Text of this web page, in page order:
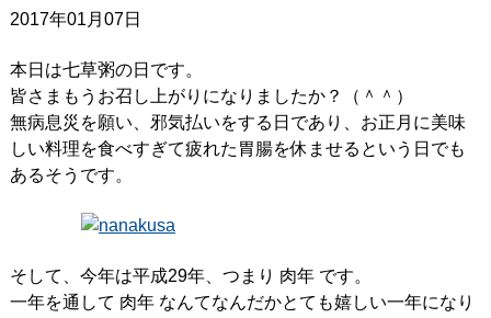
2017年01月07日
本日は七草粥の日です。
皆さまもうお召し上がりになりましたか？（＾＾）
無病息災を願い、邪気払いをする日であり、お正月に美味
しい料理を食べすぎて疲れた胃腸を休ませるという日でも
あるそうです。
そして、今年は平成29年、つまり 肉年 です。
一年を通して 肉年 なんてなんだかとても嬉しい一年になり